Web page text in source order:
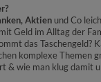
Aktien und Co
Geld im Alltag der
das Taschengeld?
komplexe Themen
& wie man klug damit